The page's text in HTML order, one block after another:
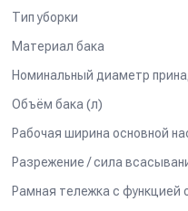
Тип уборки
Материал бака
Объём бака (л)